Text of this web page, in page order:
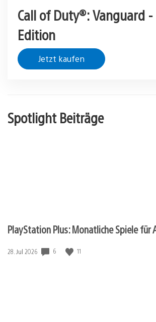
Call of Duty®: Vanguard
Edition
Jetzt kaufen
Spotlight Beiträge
PlayStation Plus: Monatliche Spiele für
Veröffentlichungsdatum:
28. Jul 2026 6 11